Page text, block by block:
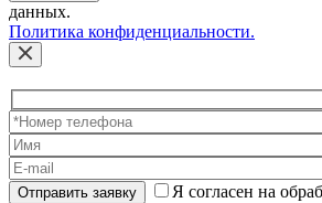
данных.
Политика конфиденциальности.
Отправить заявку
Я согласен на